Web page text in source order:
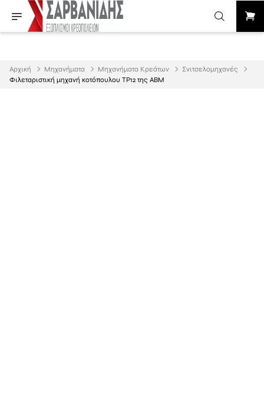
Αρχική Μηχανήματα Μηχανήματα Κρεάτων
Σνιτσελομηχανές
Φιλεταριστική μηχανή κοτόπουλου TP12 της ABM